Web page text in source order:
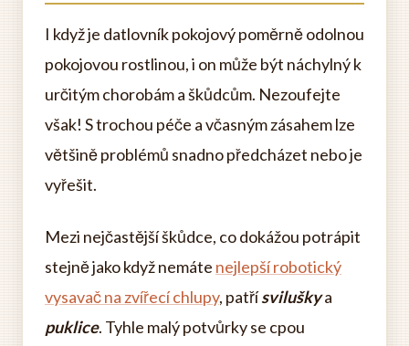
I když je datlovník pokojový poměrně odolnou
pokojovou rostlinou, i on může být náchylný k
určitým chorobám a škůdcům. Nezoufejte
však! S trochou péče a včasným zásahem lze
většině problémů snadno předcházet nebo je
vyřešit.
Mezi nejčastější škůdce, co dokážou potrápit
stejně jako když nemáte nejlepší robotický
vysavač na zvířecí chlupy, patřísviluškya
puklice. Tyhle malý potvůrky se cpou